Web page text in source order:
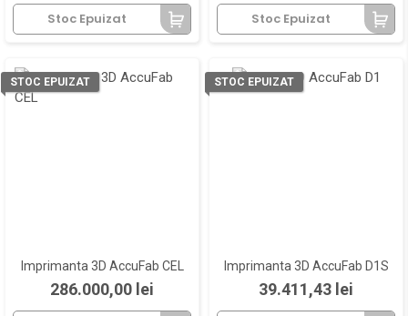
Stoc Epuizat Stoc Epuizat
Imprimanta 3D AccuFab CEL
Pret
286.000,00 lei
STOC EPUIZAT
Imprimanta 3D AccuFab D1S
Pret
39.411,43 lei
STOC EPUIZAT